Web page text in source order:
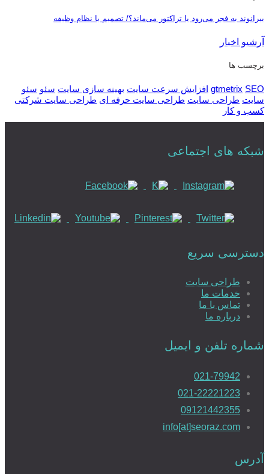
بیرانوند به فجر می‌رود یا تراکتور می‌ماند؟/ تصمیم با نظام وظیفه
آرشیو اخبار
برچسب ها
gtmetrix SEO افزایش سرعت سایت بهینه سازی سایت سئو سئو
سایت طراحی سایت طراحی سایت حرفه ای طراحی سایت شرکتی
کسب و کار
شبکه های اجتماعی
دسترسی سریع
طراحی سایت
خدمات ما
تماس با ما
درباره ما
شماره تلفن و ایمیل
021-79942
021-22221223
09121442355
info[at]seoraz.com
آدرس